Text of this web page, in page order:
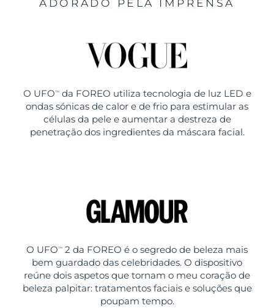
ADORADO PELA IMPRENSA
O UFO TMda FOREO utiliza tecnologia de luz LED e
ondas sónicas de calor e de frio para estimular as
células da pele e aumentar a destreza de
penetração dos ingredientes da máscara facial.
O UFO TM
2 da FOREO é o segredo de beleza mais
bem guardado das celebridades. O dispositivo
reúne dois aspetos que tornam o meu coração de
beleza palpitar: tratamentos faciais e soluções que
poupam tempo.